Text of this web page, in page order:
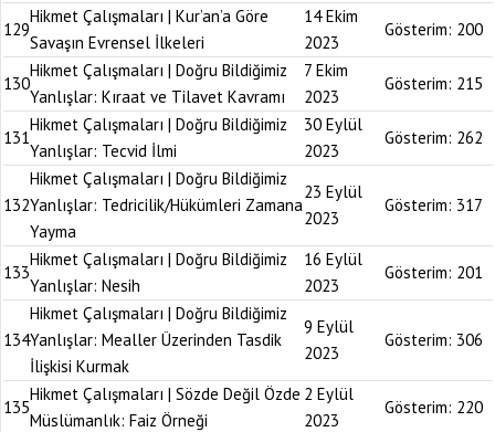
129
Hikmet Çalışmaları | Kur’an’a Göre
Savaşın Evrensel İlkeleri
14 Ekim
2023
Gösterim: 200
130
Hikmet Çalışmaları | Doğru Bildiğimiz
Yanlışlar: Kıraat ve Tilavet Kavramı
7 Ekim
2023
Gösterim: 215
131
Hikmet Çalışmaları | Doğru Bildiğimiz
Yanlışlar: Tecvid İlmi
30 Eylül
2023
Gösterim: 262
132
Hikmet Çalışmaları | Doğru Bildiğimiz
Yanlışlar: Tedricilik/Hükümleri Zamana
Yayma
23 Eylül
2023
Gösterim: 317
133
Hikmet Çalışmaları | Doğru Bildiğimiz
Yanlışlar: Nesih
16 Eylül
2023
Gösterim: 201
134
Hikmet Çalışmaları | Doğru Bildiğimiz
Yanlışlar: Mealler Üzerinden Tasdik
İlişkisi Kurmak
9 Eylül
2023
Gösterim: 306
135
Hikmet Çalışmaları | Sözde Değil Özde
Müslümanlık: Faiz Örneği
2 Eylül
2023
Gösterim: 220